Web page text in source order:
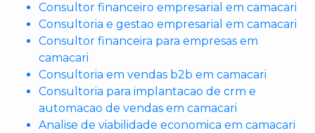
Consultor financeiro empresarial em camacari
Consultoria e gestao empresarial em camacari
Consultor financeira para empresas em
camacari
Consultoria em vendas b2b em camacari
Consultoria para implantacao de crm e
automacao de vendas em camacari
Analise de viabilidade economica em camacari